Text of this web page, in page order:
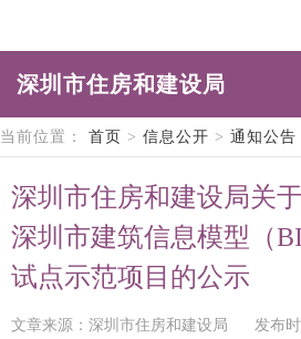
深圳市住房和建设局
当前位置： 首页 > 信息公开 > 通知公告
深圳市住房和建设局关
深圳市建筑信息模型（
试点示范项目的公示
文章来源：深圳市住房和建设局
发布